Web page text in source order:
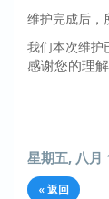
维护完成后，
我们本次维护
感谢您的理
星期五, 八月
« 返回